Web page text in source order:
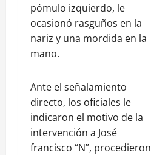
pómulo izquierdo, le
ocasionó rasguños en la
nariz y una mordida en la
mano.
Ante el señalamiento
directo, los oficiales le
indicaron el motivo de la
intervención a José
francisco “N”, procedieron